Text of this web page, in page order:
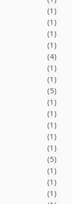
(1)
(1)
(1)
(1)
(4)
(1)
(1)
(5)
(1)
(1)
(1)
(1)
(1)
(5)
(1)
(1)
(1)